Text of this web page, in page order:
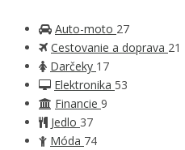
Auto-moto 27
Cestovanie a doprava 21
Darčeky 17
Elektronika 53
Financie 9
Jedlo 37
Móda 74